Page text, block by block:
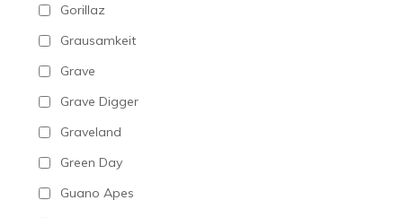
Gorillaz
Grausamkeit
Grave
Grave Digger
Graveland
Green Day
Guano Apes